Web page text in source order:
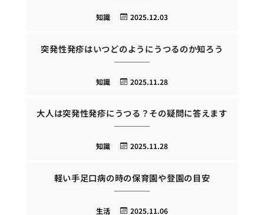
2025.12.03
知識
突発性発疹はいつどのようにうつるのか知ろう
2025.11.28
知識
大人は突発性発疹にうつる？その疑問に答えます
2025.11.28
知識
軽い手足口病の時の保育園や登園の目安
2025.11.06
生活